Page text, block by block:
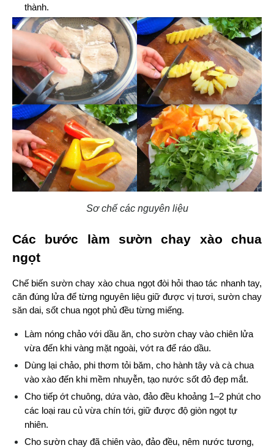
thành.
Sơ chế các nguyên liệu
Các bước làm sườn chay xào chua
ngọt
Chế biến sườn chay xào chua ngọt đòi hỏi thao tác nhanh tay,
căn đúng lửa để từng nguyên liệu giữ được vị tươi, sườn chay
săn dai, sốt chua ngọt phủ đều từng miếng.
Làm nóng chảo với dầu ăn, cho sườn chay vào chiên lửa
vừa đến khi vàng mặt ngoài, vớt ra để ráo dầu.
Dùng lại chảo, phi thơm tỏi băm, cho hành tây và cà chua
vào xào đến khi mềm nhuyễn, tạo nước sốt đỏ đẹp mắt.
Cho tiếp ớt chuông, dứa vào, đảo đều khoảng 1–2 phút cho
các loại rau củ vừa chín tới, giữ được độ giòn ngọt tự
nhiên.
Cho sườn chay đã chiên vào, đảo đều, nêm nước tương,